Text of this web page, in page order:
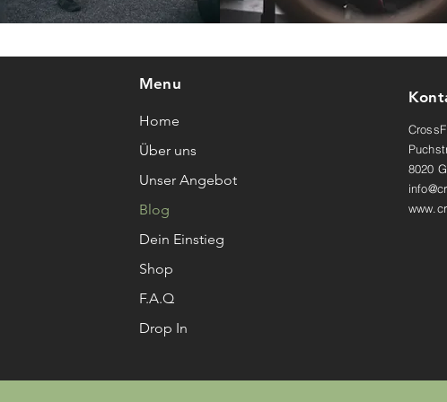
Menu
Home
Über uns
Unser Angebot
Blog
Dein Einstieg
Shop
F.A.Q
Drop In
8020